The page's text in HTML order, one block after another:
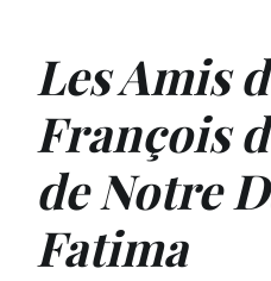
Les Amis
François
de Notre
Fatima